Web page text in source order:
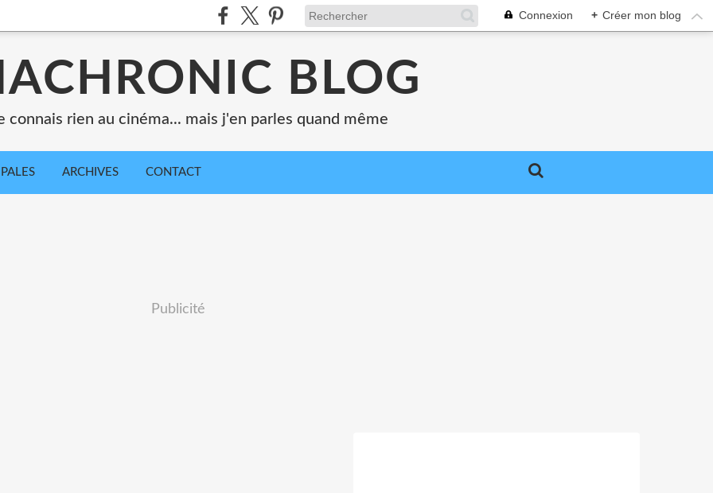
Connexion + Créer mon blog
BLOG
connais rien au cinéma... mais j'en parles quand même
ARCHIVES CONTACT
Publicité